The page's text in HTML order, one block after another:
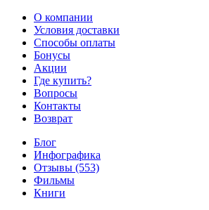
О компании
Условия доставки
Способы оплаты
Бонусы
Акции
Где купить?
Вопросы
Контакты
Возврат
Блог
Инфографика
Отзывы (553)
Фильмы
Книги